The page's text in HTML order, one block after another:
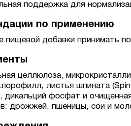
поддержка для
по применению
пищевой добавки принимать
целлюлоза,
листья шпината
дикальций фосфат и
дрожжей, пшеницы, сои и